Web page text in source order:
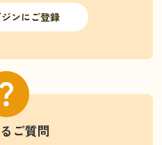
ンにご登録
ご質問